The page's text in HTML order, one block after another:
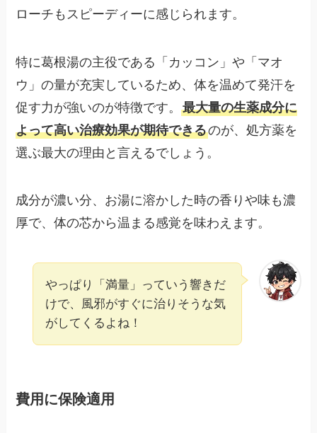
ローチもスピーディーに感じられます。
特に葛根湯の主役である「カッコン」や「マオ
ウ」の量が充実しているため、体を温めて発汗を
促す力が強いのが特徴です。最大量の生薬成分に
よって高い治療効果が期待できるのが、処方薬を
選ぶ最大の理由と言えるでしょう。
成分が濃い分、お湯に溶かした時の香りや味も濃
厚で、体の芯から温まる感覚を味わえます。
やっぱり「満量」っていう響きだ
けで、風邪がすぐに治りそうな気
がしてくるよね！
費用に保険適用